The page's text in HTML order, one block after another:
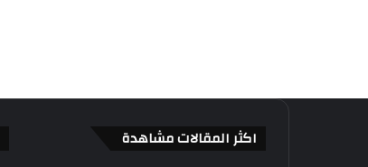
اكثر المقالات مشاهدة